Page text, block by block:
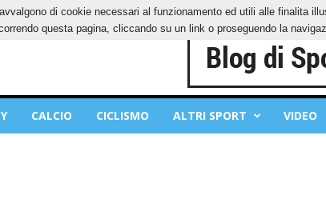
CONTATTI COOKIES PRIVACY POLICY
CALCIO CICLISMO ALTRI SPORT VIDEO
di cookie necessari al funzionamento ed utili alle finalita
questa pagina, cliccando su un link o proseguendo la